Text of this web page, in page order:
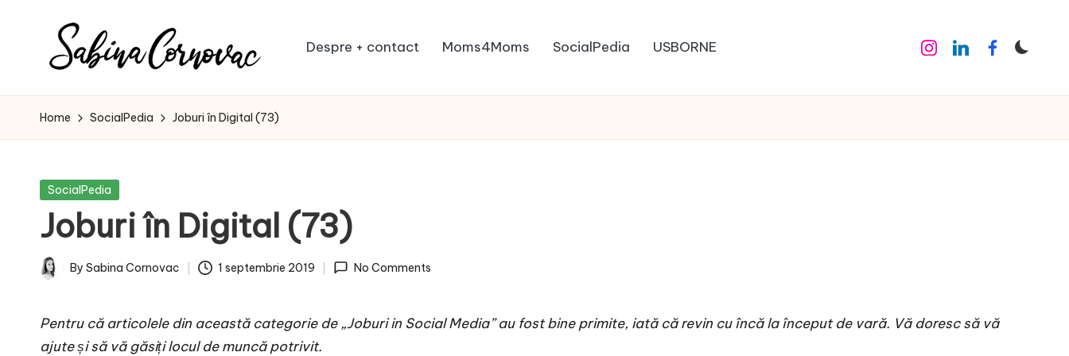
S
a
i
n
a
o
creator
de
de
16
ani
Despre + contact Moms4Moms SocialPedia USBORNE Instagram
LinkedinFacebook
Home SocialPedia Joburi în Digital (73)
Posted
SocialPedia
Joburi în Digital (73)
Posted
By Sabina Cornovac 1 septembrie 2019 No Comments
Pentru că articolele din această categoriede „Joburi in Social Media” au fost bine primite, iată că revin cu încă la început de vară. Vă doresc să vă
ajute și să vă găsiți locul de muncă potrivit.